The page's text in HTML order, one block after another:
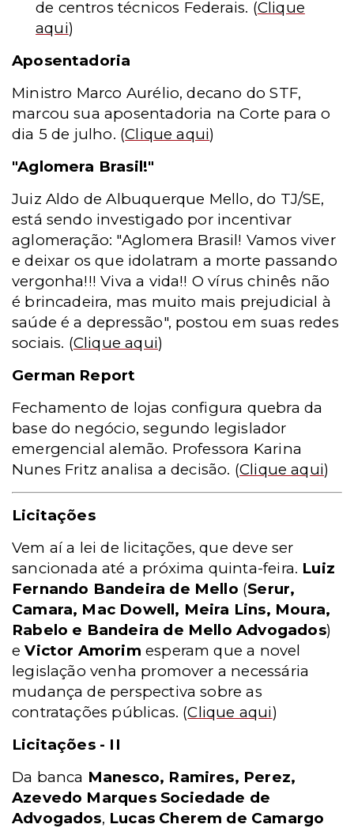
de centros técnicos Federais. (Clique
aqui)
Aposentadoria
Ministro Marco Aurélio, decano do STF,
marcou sua aposentadoria na Corte para o
dia 5 de julho. (Clique aqui)
"Aglomera Brasil!"
Juiz Aldo de Albuquerque Mello, do TJ/SE,
está sendo investigado por incentivar
aglomeração: "Aglomera Brasil! Vamos viver
e deixar os que idolatram a morte passando
vergonha!!! Viva a vida!! O vírus chinês não
é brincadeira, mas muito mais prejudicial à
saúde é a depressão", postou em suas redes
sociais. (Clique aqui)
German Report
Fechamento de lojas configura quebra da
base do negócio, segundo legislador
emergencial alemão. Professora Karina
Nunes Fritz analisa a decisão. (Clique aqui)
Licitações
Vem aí a lei de licitações, que deve ser
sancionada até a próxima quinta-feira. Luiz
Fernando Bandeira de Mello (Serur,
Camara, Mac Dowell, Meira Lins, Moura,
Rabelo e Bandeira de Mello Advogados)
eVictor Amorim esperam que a novel
legislação venha promover a necessária
mudança de perspectiva sobre as
contratações públicas. (Clique aqui)
Licitações - II
Da banca Manesco, Ramires, Perez,
Azevedo Marques Sociedade de
Advogados, Lucas Cherem de Camargo